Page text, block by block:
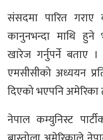
संसदमा पारित
कानुनभन्दा माथि
खारेज गर्नुपर्ने बताए
एमसीसीको अध्ययन
दिएको भएपनि
नेपाल कम्युनिस्ट